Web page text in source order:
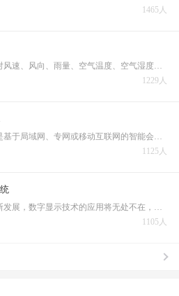
1465人
1229人
1125人
1105人